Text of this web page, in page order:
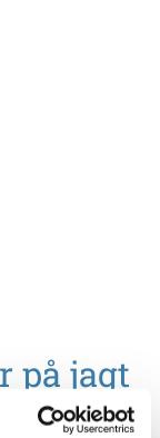
på jagt